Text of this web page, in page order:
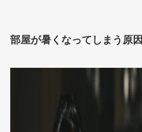
部屋が暑くなってしまう原因